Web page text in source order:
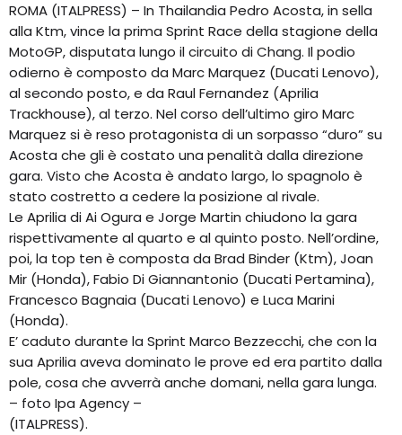
EQUIPO
NOTICIAS
CONTACTO
ROMA (ITALPRESS) – In Thailandia Pedro Acosta, in sella
alla Ktm, vince la prima Sprint Race della stagione della
MotoGP, disputata lungo il circuito di Chang. Il podio
odierno è composto da Marc Marquez (Ducati Lenovo),
al secondo posto, e da Raul Fernandez (Aprilia
Trackhouse), al terzo. Nel corso dell’ultimo giro Marc
Marquez si è reso protagonista di un sorpasso “duro” su
Acosta che gli è costato una penalità dalla direzione
gara. Visto che Acosta è andato largo, lo spagnolo è
stato costretto a cedere la posizione al rivale.
Le Aprilia di Ai Ogura e Jorge Martin chiudono la gara
rispettivamente al quarto e al quinto posto. Nell’ordine,
poi, la top ten è composta da Brad Binder (Ktm), Joan
Mir (Honda), Fabio Di Giannantonio (Ducati Pertamina),
Francesco Bagnaia (Ducati Lenovo) e Luca Marini
(Honda).
E’ caduto durante la Sprint Marco Bezzecchi, che con la
sua Aprilia aveva dominato le prove ed era partito dalla
pole, cosa che avverrà anche domani, nella gara lunga.
– foto Ipa Agency –
(ITALPRESS).